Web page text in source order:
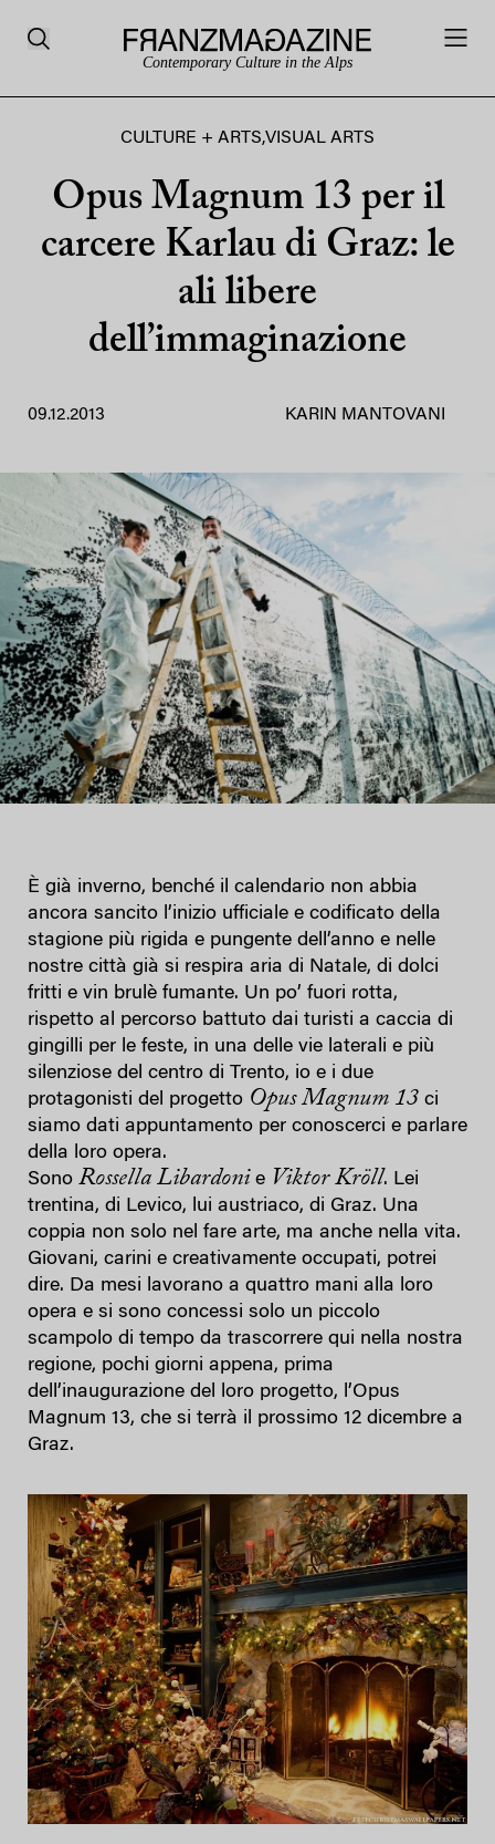
Contemporary Culture in the Alps
CULTURE + ARTS,VISUAL ARTS
Opus Magnum 13 per il
carcere Karlau di Graz: le
ali libere
dell’immaginazione
09.12.2013 KARIN MANTOVANI
È già inverno, benché il calendario non abbia
ancora sancito l’inizio ufficiale e codificato della
stagione più rigida e pungente dell’anno e nelle
nostre città già si respira aria di Natale, di dolci
fritti e vin brulè fumante. Un po’ fuori rotta,
rispetto al percorso battuto dai turisti a caccia di
gingilli per le feste, in una delle vie laterali e più
silenziose del centro di Trento, io e i due
protagonisti del progetto Opus Magnum 13 ci
siamo dati appuntamento per conoscerci e parlare
della loro opera.
Sono Rossella Libardoni e Viktor Kröll. Lei
trentina, di Levico, lui austriaco, di Graz. Una
coppia non solo nel fare arte, ma anche nella vita.
Giovani, carini e creativamente occupati, potrei
dire. Da mesi lavorano a quattro mani alla loro
opera e si sono concessi solo un piccolo
scampolo di tempo da trascorrere qui nella nostra
regione, pochi giorni appena, prima
dell’inaugurazione del loro progetto, l’Opus
Magnum 13, che si terrà il prossimo 12 dicembre a
Graz.